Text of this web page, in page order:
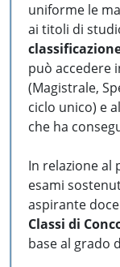
uniforme le
ai titoli di
può accedere
(Magistrale,
ciclo unico) e
che ha
In relazione al
esami
aspirante
Classi di
base al grado